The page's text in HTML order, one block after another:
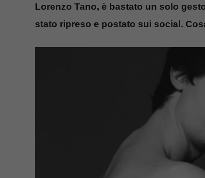
Lorenzo Tano, è bastato un solo
stato ripreso e postato sui social.